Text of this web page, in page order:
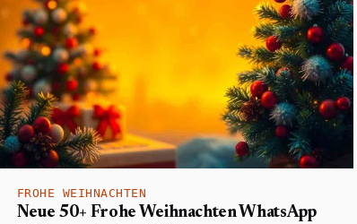
FROHE WEIHNACHTEN
Neue 50+ Frohe Weihnachten WhatsApp